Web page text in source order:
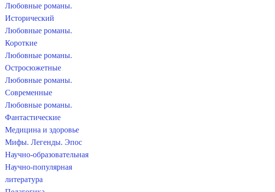
Любовные романы.
Исторический
Любовные романы.
Короткие
Любовные романы.
Остросюжетные
Любовные романы.
Современные
Любовные романы.
Фантастические
Медицина и здоровье
Мифы. Легенды. Эпос
Научно-образовательная
Научно-популярная
литература